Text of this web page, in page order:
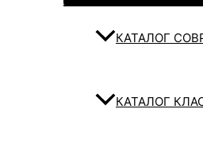
КАТАЛОГ
КАТАЛОГ